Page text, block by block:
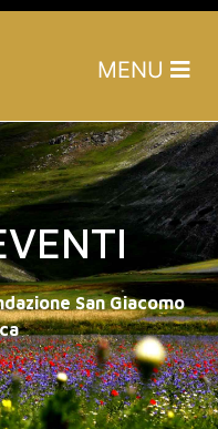
MENU
San Giacomo